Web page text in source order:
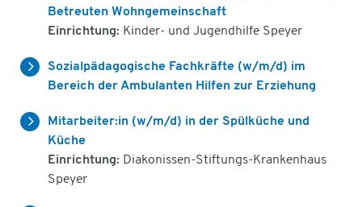
Betreuten Wohngemeinschaft
Einrichtung: Kinder- und Jugendhilfe Speyer
Sozialpädagogische Fachkräfte (w/m/d) im
Bereich der Ambulanten Hilfen zur Erziehung
Mitarbeiter:in (w/m/d) in der Spülküche und
Küche
Einrichtung: Diakonissen-Stiftungs-Krankenhaus
Speyer